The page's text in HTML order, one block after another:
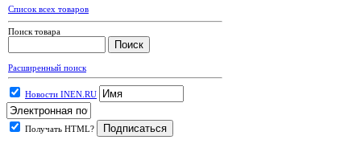
Список всех товаров
Поиск товара
Расширенный поиск
Новости INEN.RU
Получать HTML?